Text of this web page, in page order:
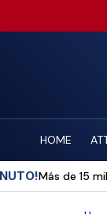
HOME
Más de 15